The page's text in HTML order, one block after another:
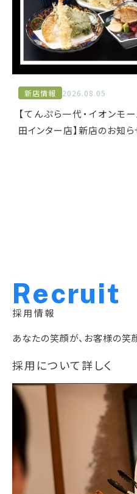
新店情報 2026.08.05
【てんぷら一代・イオンモ
田インター店】新店のお知ら
Recruit
採用情報
あなたの笑顔が、お客様の笑
採用について詳しく